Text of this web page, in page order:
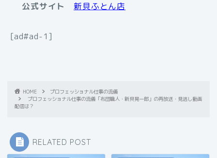
公式サイト
新貝ふとん店
[ad#ad-1]
HOME
プロフェッショナル仕事の流儀
プロフェッショナル仕事の流儀「布団職人・新貝晃一郎」の再放送・見逃し動画
配信は？
RELATED POST